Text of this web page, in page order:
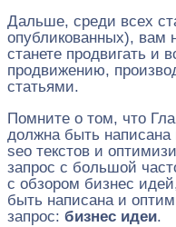
Дальше, среди всех
опубликованных), вам
станете продвигать и
продвижению,
статьями.
Помните о том, что
должна быть
seo текстов и
запрос с большой
с обзором бизнес
быть написана и
запрос: бизнес идеи.